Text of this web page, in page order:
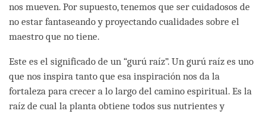
nos mueven. Por supuesto, tenemos que ser cuidadosos de
no estar fantaseando y proyectando cualidades sobre el
maestro que no tiene.
Este es el significado de un “gurú raíz”. Un gurú raíz es uno
que nos inspira tanto que esa inspiración nos da la
fortaleza para crecer a lo largo del camino espiritual. Es la
raíz de cual la planta obtiene todos sus nutrientes y